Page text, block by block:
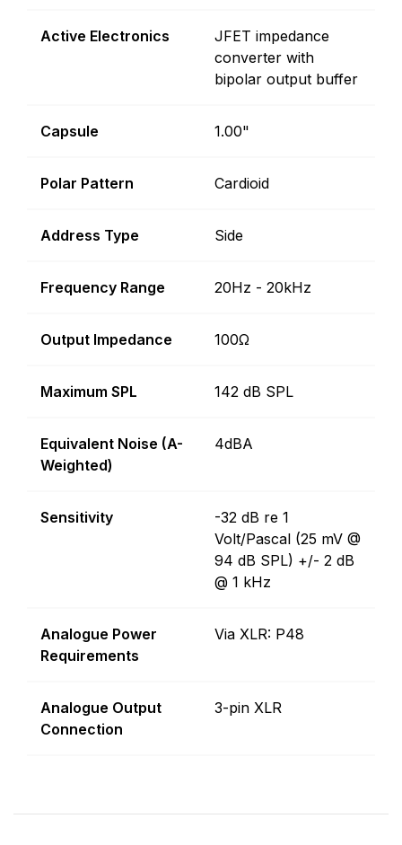
Active Electronics
JFET impedance
converter with
bipolar output buffer
Capsule 1.00"
Polar Pattern Cardioid
Address Type Side
Frequency Range 20Hz - 20kHz
Output Impedance 100Ω
Maximum SPL 142 dB SPL
Equivalent Noise (A-
Weighted)
4dBA
Sensitivity
-32 dB re 1
Volt/Pascal (25 mV @
94 dB SPL) +/- 2 dB
@ 1 kHz
Analogue Power
Requirements
Via XLR: P48
Analogue Output
Connection
3-pin XLR